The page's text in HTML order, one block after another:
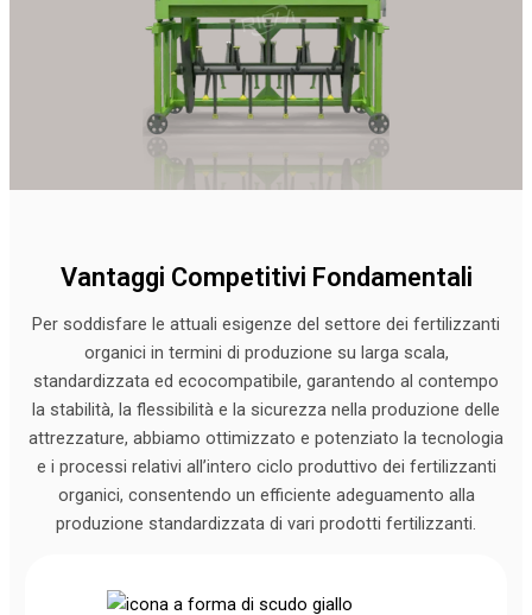
Vantaggi Competitivi Fondamentali
Per soddisfare le attuali esigenze del settore dei fertilizzanti
organici in termini di produzione su larga scala,
standardizzata ed ecocompatibile, garantendo al contempo
la stabilità, la flessibilità e la sicurezza nella produzione delle
attrezzature, abbiamo ottimizzato e potenziato la tecnologia
e i processi relativi all’intero ciclo produttivo dei fertilizzanti
organici, consentendo un efficiente adeguamento alla
produzione standardizzata di vari prodotti fertilizzanti.